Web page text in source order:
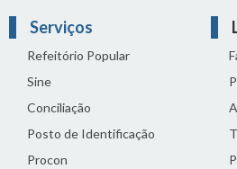
Serviços
Refeitório Popular
Sine
Conciliação
Posto de Identificação
Procon